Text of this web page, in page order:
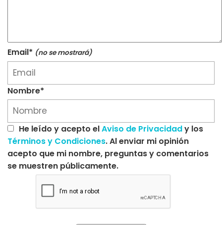
Email* (no se mostrará)
Nombre*
He leído y acepto elAviso de Privacidady los
Términos y Condiciones. Al enviar mi opinión
acepto que mi nombre, preguntas y comentarios
se muestren públicamente.